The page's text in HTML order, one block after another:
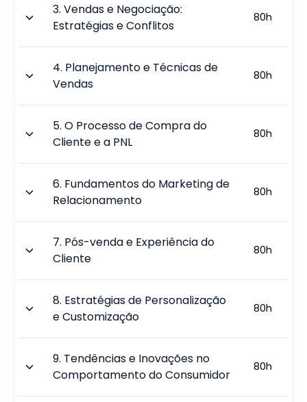
3.Vendas e Negociação:
Estratégias e Conflitos
80h
4. Planejamento e Técnicas de
Vendas
80h
5.O Processo de Compra do
Cliente e a PNL
80h
6. Fundamentos do Marketing de
Relacionamento
80h
7. Pós-venda e Experiência do
Cliente
80h
8. Estratégias de Personalização
e Customização
80h
9. Tendências e Inovações no
Comportamento do Consumidor
80h